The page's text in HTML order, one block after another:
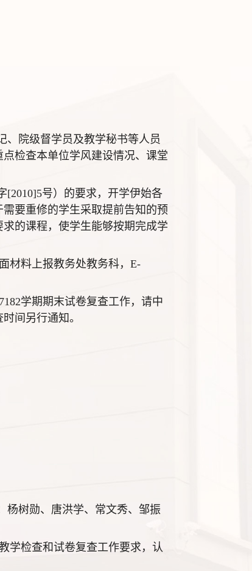
、院级督学员及教学秘书等人员
检查本单位学风建设情况、课堂
[2010]5号）的要求，开学伊始各
要重修的学生采取提前告知的预
的课程，使学生能够按期完成学
材料上报教务处教务科，E-
学期期末试卷复查工作，请中
间另行通知。
杨树勋、唐洪学、常文秀、邹振
学检查和试卷复查工作要求，认